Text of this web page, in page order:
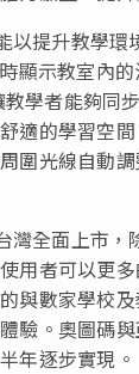
以提升教學環
顯示教室內
學者能夠同
適的學習空
圍光線自動
灣全面上市，
用者可以更
與數家學校
驗。奧圖碼
年逐步實現。